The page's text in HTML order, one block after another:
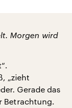
Morgen wird
„zieht
Gerade das
Betrachtung.